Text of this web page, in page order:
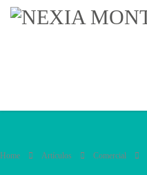
Home Artículos Comercial